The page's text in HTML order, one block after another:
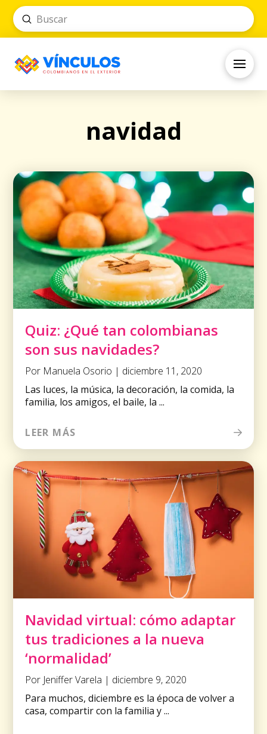
Search
Submit
navidad
Quiz: ¿Qué tan colombianas
son sus navidades?
Por Manuela Osorio | diciembre 11, 2020
Las luces, la música, la decoración, la comida, la
familia, los amigos, el baile, la ...
LEER MÁS
Navidad virtual: cómo adaptar
tus tradiciones a la nueva
‘normalidad’
Por Jeniffer Varela | diciembre 9, 2020
Para muchos, diciembre es la época de volver a
casa, compartir con la familia y ...